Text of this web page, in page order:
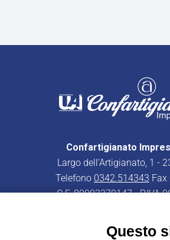
Confartigianato
Largo dell’Artigianato, 1 -
Telefono 0342.514343 Fax
C.F. 80003370147 - P.IVA
Questo